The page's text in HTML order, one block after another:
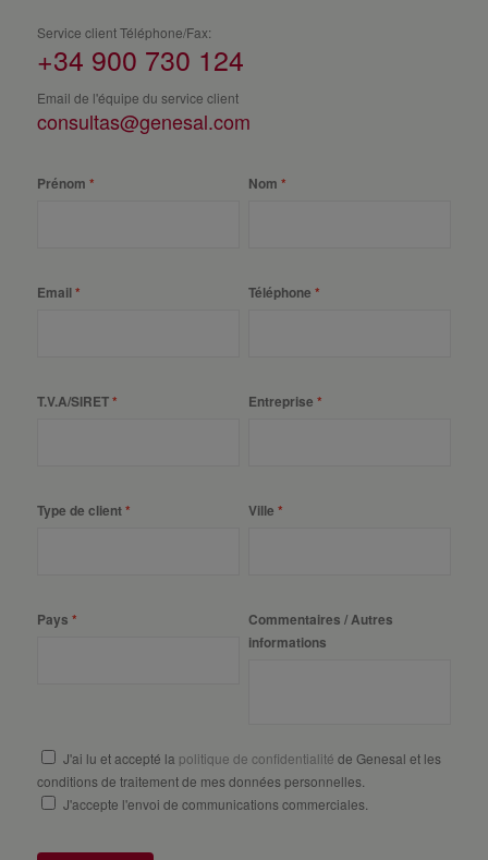
Service client Téléphone/Fax:
+34 900 730 124
Email de l'équipe du service client
consultas@genesal.com
Prénom Nom
Email Téléphone
T.V.A/SIRET Entreprise
Type de client Ville
Pays
Commentaires / Autres
informations
J'ai lu et accepté la politique de confidentialité de Genesal et les
conditions de traitement de mes données personnelles.
J'accepte l'envoi de communications commerciales.